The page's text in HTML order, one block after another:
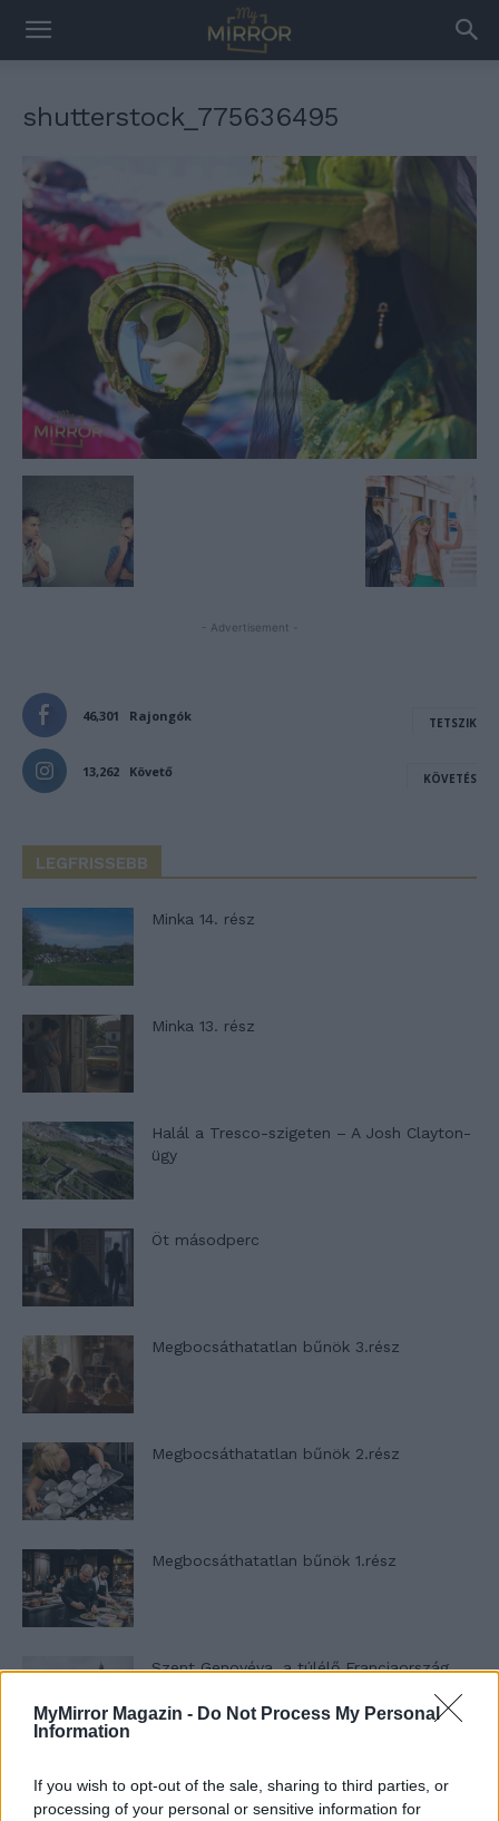
MyMirror Magazin - Do Not Process My Personal
Information
If you wish to opt-out of the sale, sharing to third parties, or
processing of your personal or sensitive information for
shutterstock_775636495
- Advertisement -
46,301 Rajongók TETSZIK
13,262 Követő KÖVETÉS
LEGFRISSEBB
Minka 14. rész
Minka 13. rész
Halál a Tresco-szigeten – A Josh Clayton-
ügy
Öt másodperc
Megbocsáthatatlan bűnök 3.rész
Megbocsáthatatlan bűnök 2.rész
Megbocsáthatatlan bűnök 1.rész
Szent Genovéva, a túlélő Franciaország